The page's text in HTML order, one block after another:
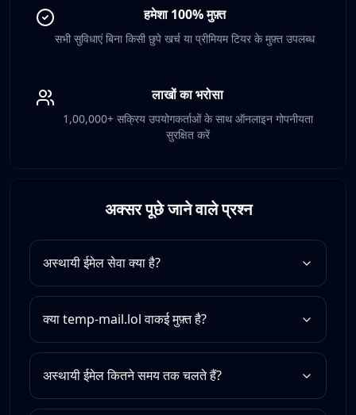
हमेशा 100% मुफ़्त
सभी सुविधाएं बिना किसी छुपे खर्च या प्रीमियम टियर के मुफ़्त उपलब्ध
लाखों का भरोसा
1,00,000+ सक्रिय उपयोगकर्ताओं के साथ ऑनलाइन गोपनीयता
सुरक्षित करें
अक्सर पूछे जाने वाले प्रश्न
अस्थायी ईमेल सेवा क्या है?
क्या temp-mail.lol वाकई मुफ़्त है?
अस्थायी ईमेल कितने समय तक चलते हैं?